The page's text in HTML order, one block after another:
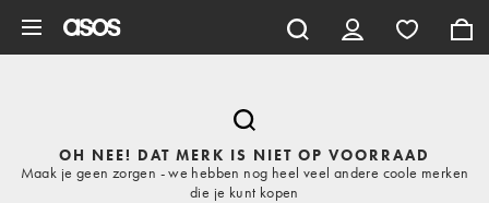
OH NEE! DAT MERK IS NIET OP VOORRAAD
Maak je geen zorgen - we hebben nog heel veel andere coole merken
die je kunt kopen